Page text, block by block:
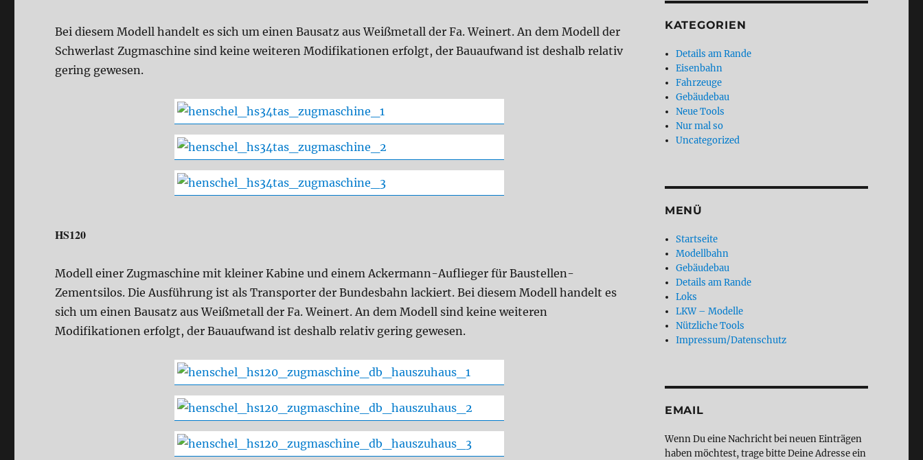
Bei diesem Modell handelt es sich um einen Bausatz aus Weißmetall der Fa. Weinert. An dem Modell der
Schwerlast Zugmaschine sind keine weiteren Modifikationen erfolgt, der Bauaufwand ist deshalb relativ
gering gewesen.
HS120
Modell einer Zugmaschine mit kleiner Kabine und einem Ackermann-Auflieger für Baustellen-
Zementsilos. Die Ausführung ist als Transporter der Bundesbahn lackiert. Bei diesem Modell handelt es
sich um einen Bausatz aus Weißmetall der Fa. Weinert. An dem Modell sind keine weiteren
Modifikationen erfolgt, der Bauaufwand ist deshalb relativ gering gewesen.
KATEGORIEN
Details am Rande
Eisenbahn
Fahrzeuge
Gebäudebau
Neue Tools
Nur mal so
Uncategorized
MENÜ
Startseite
Modellbahn
Gebäudebau
Details am Rande
Loks
LKW – Modelle
Nützliche Tools
Impressum/Datenschutz
EMAIL
Wenn Du eine Nachricht bei neuen Einträgen
haben möchtest, trage bitte Deine Adresse ein